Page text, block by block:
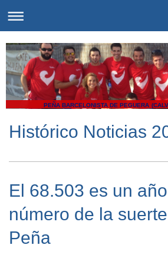
PEÑA BARCELONISTA DE PEGUERA
Histórico Noticias
El 68.503 es un
número de la
Peña